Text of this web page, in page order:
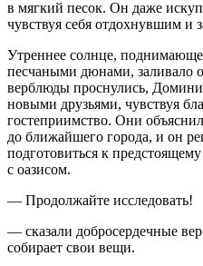
в мягкий песок. Он даже
чувствуя себя отдохнувшим и
Утреннее солнце,
песчаными дюнами, заливало
верблюды проснулись,
новыми друзьями, чувствуя
гостеприимство. Они
до ближайшего города, и он
подготовиться к
с оазисом.
— Продолжайте исследовать!
— сказали добросердечные
собирает свои вещи.